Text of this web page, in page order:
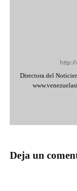
http://
Directora del
Deja un